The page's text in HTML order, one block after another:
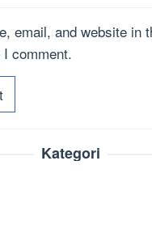
email, and website in
comment.
Kategori